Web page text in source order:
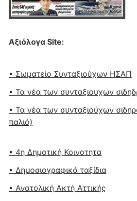
Αξιόλογα Site:
• Σωματείο Συνταξιούχων ΗΣΑΠ
• Τα νέα των συνταξιουχων
• Τα νέα των συνταξιούχων
παλιό)
• 4η Δημοτική Κοινοτητα
• Δημοσιογραφικά ταξίδια
• Ανατολική Ακτή Αττικής